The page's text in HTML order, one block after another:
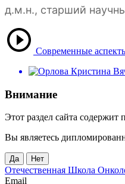
д.м.н., старший
Современные
Внимание
Этот раздел сайта
Вы являетесь
Да Нет
Отечественная Школа
Email